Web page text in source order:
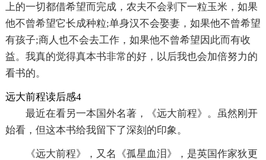
上的一切都借希望而完成，农夫不会剥下一粒玉米，如果
他不曾希望它长成种粒;单身汉不会娶妻，如果他不曾希望
有孩子;商人也不会去工作，如果他不曾希望因此而有收
益。我真的觉得真本书非常的好，以后我也会加倍努力的
看书的。
远大前程读后感4
最近在看另一本国外名著，《远大前程》。虽然刚开
始看，但这本书给我留下了深刻的印象。
《远大前程》，又名《孤星血泪》，是英国作家狄更